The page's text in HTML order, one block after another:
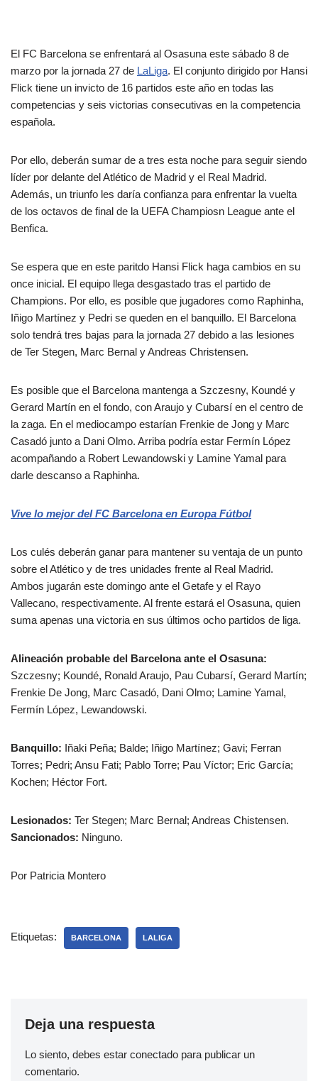
El FC Barcelona se enfrentará al Osasuna este sábado 8 de
marzo por la jornada 27 de LaLiga. El conjunto dirigido por Hansi
Flick tiene un invicto de 16 partidos este año en todas las
competencias y seis victorias consecutivas en la competencia
española.
Por ello, deberán sumar de a tres esta noche para seguir siendo
líder por delante del Atlético de Madrid y el Real Madrid.
Además, un triunfo les daría confianza para enfrentar la vuelta
de los octavos de final de la UEFA Champiosn League ante el
Benfica.
Se espera que en este paritdo Hansi Flick haga cambios en su
once inicial. El equipo llega desgastado tras el partido de
Champions. Por ello, es posible que jugadores como Raphinha,
Iñigo Martínez y Pedri se queden en el banquillo. El Barcelona
solo tendrá tres bajas para la jornada 27 debido a las lesiones
de Ter Stegen, Marc Bernal y Andreas Christensen.
Es posible que el Barcelona mantenga a Szczesny, Koundé y
Gerard Martín en el fondo, con Araujo y Cubarsí en el centro de
la zaga. En el mediocampo estarían Frenkie de Jong y Marc
Casadó junto a Dani Olmo. Arriba podría estar Fermín López
acompañando a Robert Lewandowski y Lamine Yamal para
darle descanso a Raphinha.
Vive lo mejor del FC Barcelona en Europa Fútbol
Los culés deberán ganar para mantener su ventaja de un punto
sobre el Atlético y de tres unidades frente al Real Madrid.
Ambos jugarán este domingo ante el Getafe y el Rayo
Vallecano, respectivamente. Al frente estará el Osasuna, quien
suma apenas una victoria en sus últimos ocho partidos de liga.
Alineación probable del Barcelona ante el Osasuna:
Szczesny; Koundé, Ronald Araujo, Pau Cubarsí, Gerard Martín;
Frenkie De Jong, Marc Casadó, Dani Olmo; Lamine Yamal,
Fermín López, Lewandowski.
Banquillo: Iñaki Peña; Balde; Iñigo Martínez; Gavi; Ferran
Torres; Pedri; Ansu Fati; Pablo Torre; Pau Víctor; Eric García;
Kochen; Héctor Fort.
Lesionados: Ter Stegen; Marc Bernal; Andreas Chistensen.
Sancionados: Ninguno.
Por Patricia Montero
Etiquetas: BARCELONA LALIGA
Deja una respuesta
Lo siento, debes estar conectado para publicar un
comentario.